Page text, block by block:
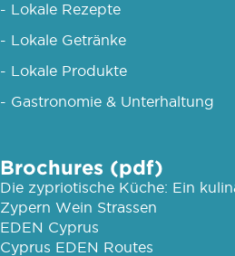
- Lokale Rezepte
- Lokale Getränke
- Lokale Produkte
- Gastronomie & Unterhaltung
Brochures (pdf)
Die zypriotische Küche: Ein
Zypern Wein Strassen
EDEN Cyprus
Cyprus EDEN Routes